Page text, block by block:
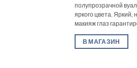
полупрозрачной
яркого цвета.
макияж глаз
В МАГАЗИН